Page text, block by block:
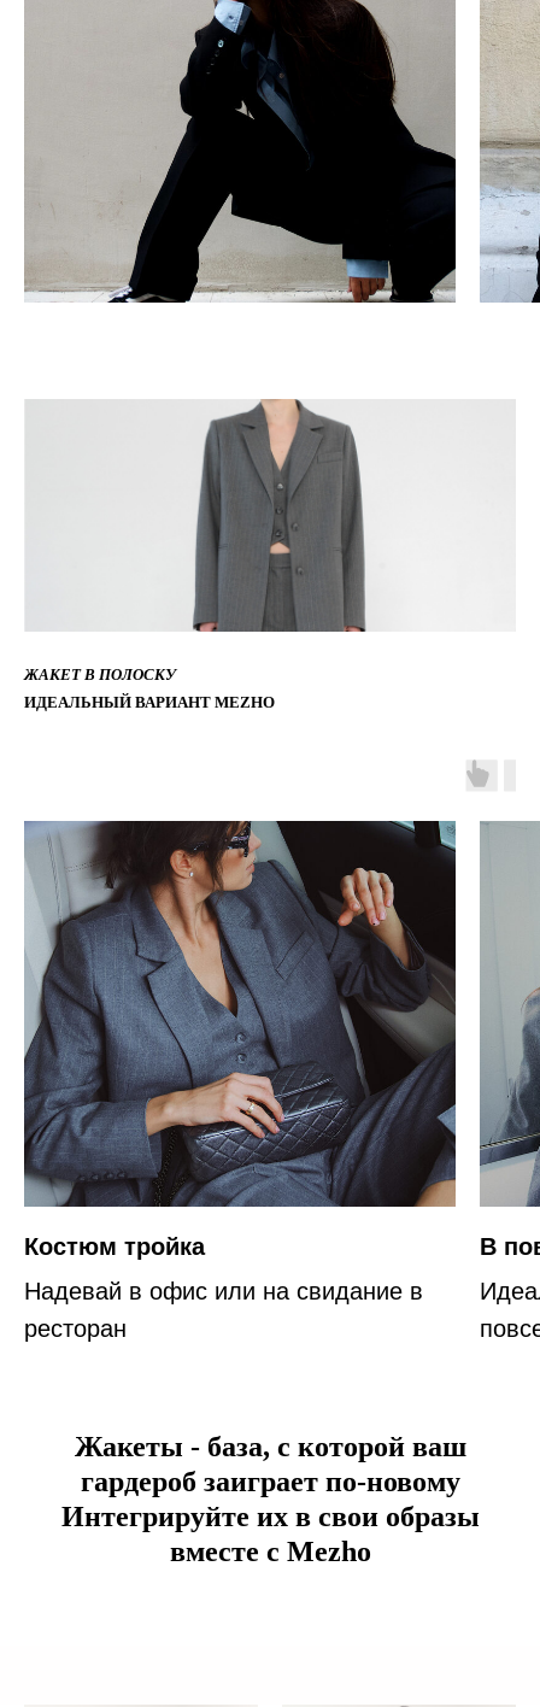
ЖАКЕТ В ПОЛОСКУ
ИДЕАЛЬНЫЙ ВАРИАНТ MEZHO
Костюм тройка
Надевай в офис или на свидание в
ресторан
В
Жакеты - база, с которой ваш
гардероб заиграет по-новому
Интегрируйте их в свои образы
вместе с Mezho